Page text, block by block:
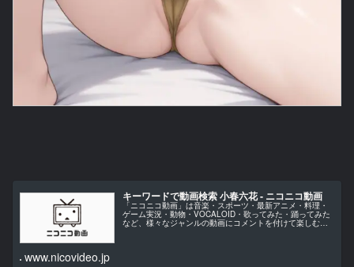
キーワードで動画検索 小春六花 ‐ ニコニコ動画
「ニコニコ動画」は音楽・スポーツ・最新アニメ・料理・
ゲーム実況・動物・VOCALOID・歌ってみた・踊ってみた
など、様々なジャンルの動画にコメントを付けて楽しむ動
www.nicovideo.jp